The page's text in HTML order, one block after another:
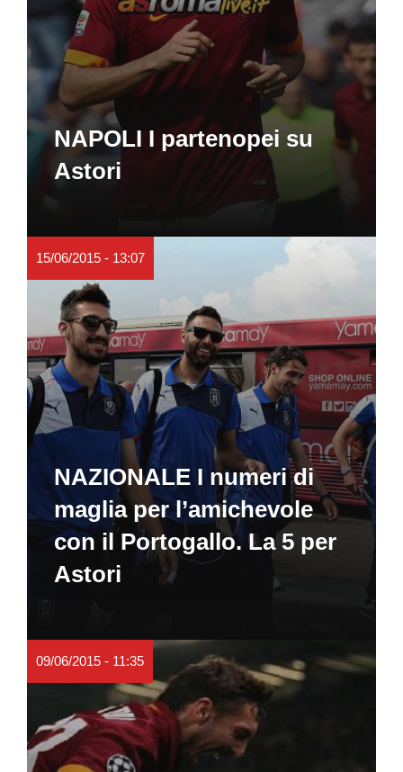
NAPOLI I partenopei su
Astori
15/06/2015 - 13:07
NAZIONALE I numeri di
maglia per l’amichevole
con il Portogallo. La 5 per
Astori
09/06/2015 - 11:35